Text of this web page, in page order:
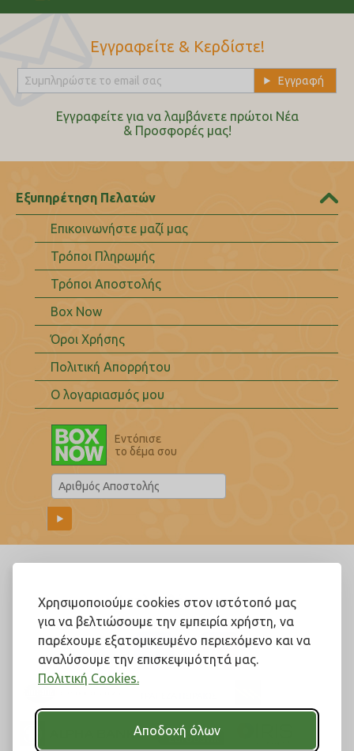
Χρησιμοποιούμε cookies στον ιστότοπό μας
για να βελτιώσουμε την εμπειρία χρήστη, να
παρέχουμε εξατομικευμένο περιεχόμενο και να
αναλύσουμε την επισκεψιμότητά μας.
Πολιτική Cookies.
Αποδοχή όλων
Εγγραφείτε & Κερδίστε!
Εγγραφείτε για να λαμβάνετε πρώτοι Nέα
& Προσφορές μας!
Εξυπηρέτηση Πελατών
Επικοινωνήστε μαζί μας
Τρόποι Πληρωμής
Τρόποι Αποστολής
Box Now
Όροι Χρήσης
Πολιτική Απορρήτου
Ο λογαριασμός μου
Εντόπισε
το δέμα σου
Ακολουθήστε μας!